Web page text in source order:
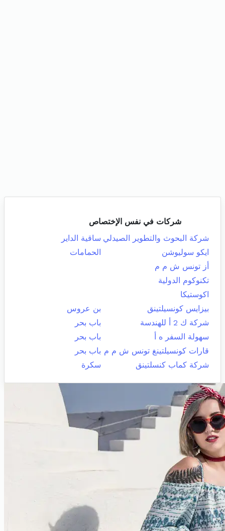
شركات في نفس الإختصاص
شركة البحوث والتطوير الصيدلي ساقية الداير
ايكو سوليوشن
الحمامات
أز تونس ش م م
تكنوكوم الدولية
اكوستيكا
بيزايس كونسيلتينق
بن عروس
شركة ك 2 أ للهندسة
باب بحر
سهولة السفر ه أ
باب بحر
قارات كونسيلتينغ تونس ش م م باب بحر
شركة كماب كنسلتينق
سكرة